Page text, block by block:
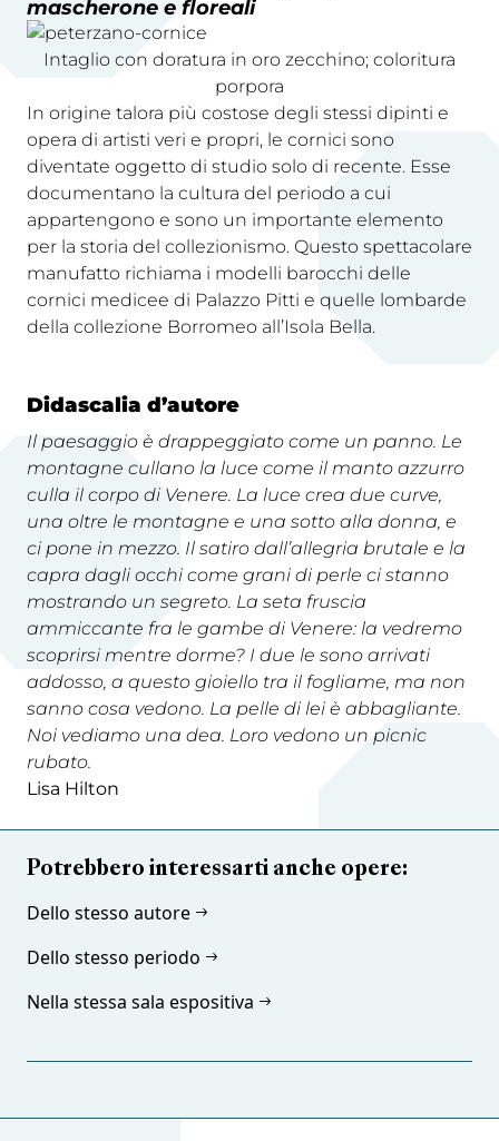
mascherone e floreali
Intaglio con doratura in oro zecchino; coloritura
porpora
In origine talora più costose degli stessi dipinti e
opera di artisti veri e propri, le cornici sono
diventate oggetto di studio solo di recente. Esse
documentano la cultura del periodo a cui
appartengono e sono un importante elemento
per la storia del collezionismo. Questo spettacolare
manufatto richiama i modelli barocchi delle
cornici medicee di Palazzo Pitti e quelle lombarde
della collezione Borromeo all’Isola Bella.
Didascalia d’autore
Il paesaggio è drappeggiato come un panno. Le
montagne cullano la luce come il manto azzurro
culla il corpo di Venere. La luce crea due curve,
una oltre le montagne e una sotto alla donna, e
ci pone in mezzo. Il satiro dall’allegria brutale e la
capra dagli occhi come grani di perle ci stanno
mostrando un segreto. La seta fruscia
ammiccante fra le gambe di Venere: la vedremo
scoprirsi mentre dorme? I due le sono arrivati
addosso, a questo gioiello tra il fogliame, ma non
sanno cosa vedono. La pelle di lei è abbagliante.
Noi vediamo una dea. Loro vedono un picnic
rubato.
Lisa Hilton
Potrebbero interessarti anche opere:
Dello stesso autore
Dello stesso periodo
Nella stessa sala espositiva